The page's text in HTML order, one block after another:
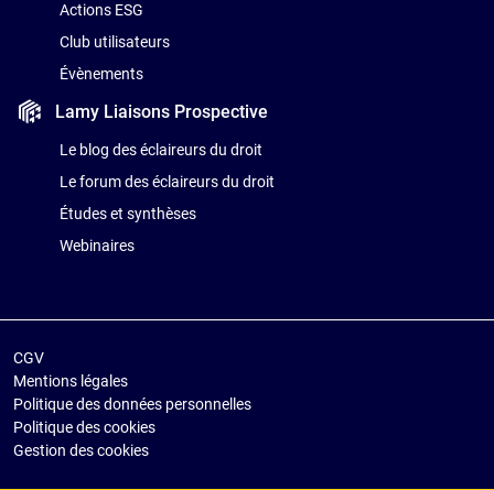
Actions ESG
Club utilisateurs
Évènements
Lamy Liaisons Prospective
Le blog des éclaireurs du droit
Le forum des éclaireurs du droit
Études et synthèses
Webinaires
CGV
Mentions légales
Politique des données personnelles
Politique des cookies
Gestion des cookies